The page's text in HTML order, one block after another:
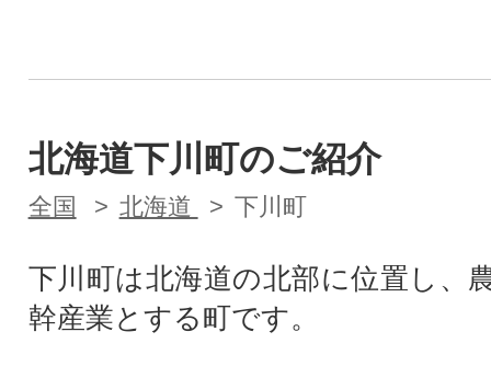
北海道下川町のご紹介
全国 北海道 下川町
下川町は北海道の北部に位置し、
幹産業とする町です。